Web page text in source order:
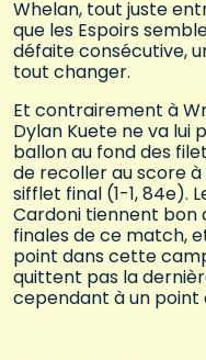
Whelan, tout juste
que les Espoirs
défaite consécutive,
tout changer.
Et contrairement à
Dylan Kuete ne va
ballon au fond des
de recoller au score
sifflet final (1-1, 84e).
Cardoni tiennent bon
finales de ce match,
point dans cette
quittent pas la
cependant à un point